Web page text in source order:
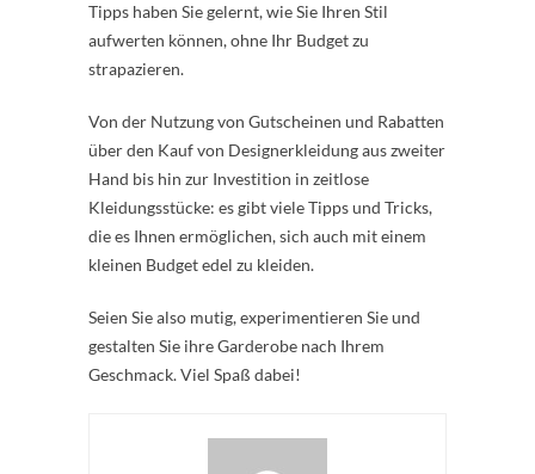
Tipps haben Sie gelernt, wie Sie Ihren Stil
aufwerten können, ohne Ihr Budget zu
strapazieren.
Von der Nutzung von Gutscheinen und Rabatten
über den Kauf von Designerkleidung aus zweiter
Hand bis hin zur Investition in zeitlose
Kleidungsstücke: es gibt viele Tipps und Tricks,
die es Ihnen ermöglichen, sich auch mit einem
kleinen Budget edel zu kleiden.
Seien Sie also mutig, experimentieren Sie und
gestalten Sie ihre Garderobe nach Ihrem
Geschmack. Viel Spaß dabei!